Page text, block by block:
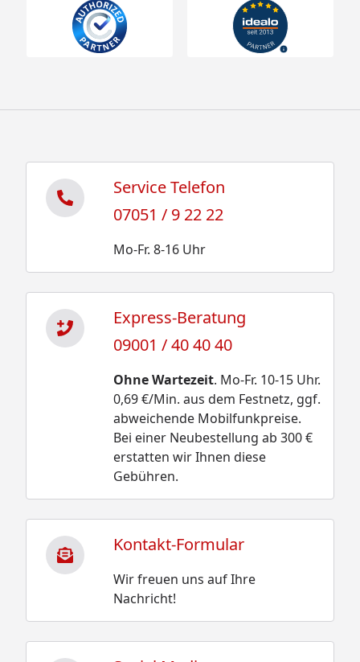
Service Telefon
07051 / 9 22 22
Mo-Fr. 8-16 Uhr
Express-Beratung
09001 / 40 40 40
Ohne Wartezeit. Mo-Fr. 10-15 Uhr.
0,69 €/Min. aus dem Festnetz, ggf.
abweichende Mobilfunkpreise.
Bei einer Neubestellung ab 300 €
erstatten wir Ihnen diese
Gebühren.
Kontakt-Formular
Wir freuen uns auf Ihre
Nachricht!